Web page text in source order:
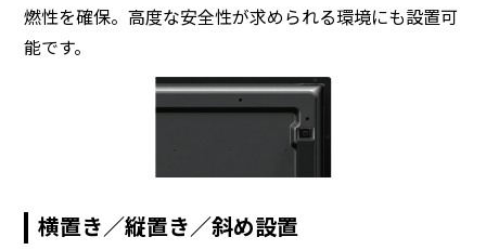
燃性を確保。高度な安全性が求められる環境にも設置可
能です。
横置き／縦置き／斜め設置